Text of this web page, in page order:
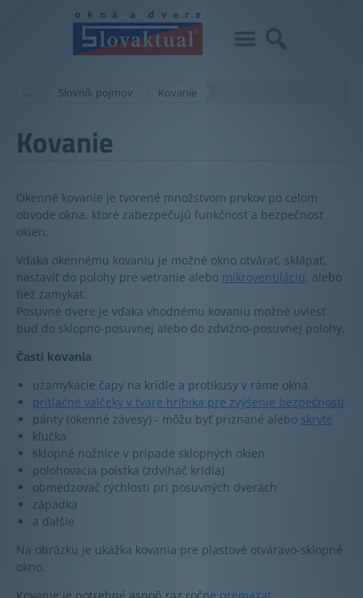
… Slovník pojmov Kovanie
Kovanie
Okenné kovanie je tvorené množstvom prvkov po celom
obvode okna, ktoré zabezpečujú funkčnosť a bezpečnosť
okien.
Vďaka okennému kovaniu je možné okno otvárať, sklápať,
nastaviť do polohy pre vetranie alebo mikroventiláciu, alebo
tiež zamykať.
Posuvné dvere je vďaka vhodnému kovaniu možné uviesť
buď do sklopno-posuvnej alebo do zdvižno-posuvnej polohy.
Časti kovania
uzamykacie čapy na krídle a protikusy v ráme okna
prítlačné valčeky v tvare hríbika pre zvýšenie bezpečnosti
pánty (okenné závesy) - môžu byť priznané alebo skryté
kľučka
sklopné nožnice v prípade sklopných okien
polohovacia poistka (zdvíhač krídla)
obmedzovač rýchlosti pri posuvných dverách
západka
a ďalšie
Na obrázku je ukážka kovania pre plastové otváravo-sklopné
okno.